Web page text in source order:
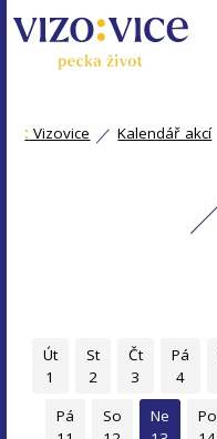
: Vizovice Kalendář akcí
Út
1
St
2
Čt
3
Pá
4
Pá
So
Ne
Po